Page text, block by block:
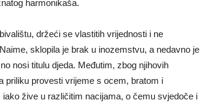
harmonikaša.
držeći se vlastitih vrijednosti i ne
sklopila je brak u inozemstvu, a nedavno je
nosi titulu djeda. Međutim, zbog njihovih
priliku provesti vrijeme s ocem, bratom i
žive u različitim nacijama, o čemu svjedoče i